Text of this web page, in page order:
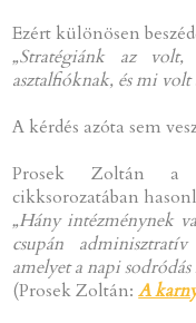
Ezért különösen
„Stratégiánk az
asztalfióknak, és mi volt
A kérdés azóta sem
Prosek Zoltán a
cikksorozatában
„Hány intézménynek
csupán
amelyet a napi
(Prosek Zoltán:A